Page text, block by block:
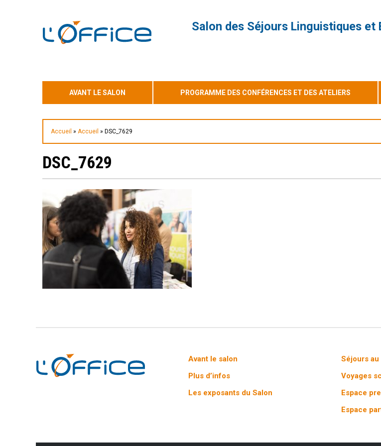
Salon des Séjours Linguistiques et
AVANT LE SALON PROGRAMME DES CONFÉRENCES ET DES ATELIERS
Accueil » Accueil » DSC_7629
DSC_7629
Avant le salon
Plus d’infos
Les exposants du Salon
Séjours au
Voyages
Espace
Espace